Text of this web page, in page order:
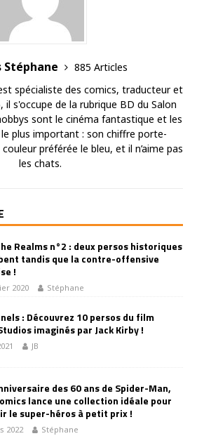
Stéphane
885 Articles
spécialiste des comics, traducteur et
il s'occupe de la rubrique BD du Salon
sont le cinéma fantastique et les
plus important : son chiffre porte-
préférée le bleu, et il n’aime pas
les chats.
Realms n°2 : deux persos historiques
tandis que la contre-offensive
!
2020 Stéphane
: Découvrez 10 persos du film
imaginés par Jack Kirby !
JB
des 60 ans de Spider-Man,
lance une collection idéale pour
le super-héros à petit prix !
2022 Stéphane